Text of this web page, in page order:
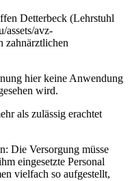
Detterbeck (Lehrstuhl
assets/avz-
zahnärztlichen
hier keine Anwendung
wird.
als zulässig erachtet
Die Versorgung müsse
eingesetzte Personal
vielfach so aufgestellt,